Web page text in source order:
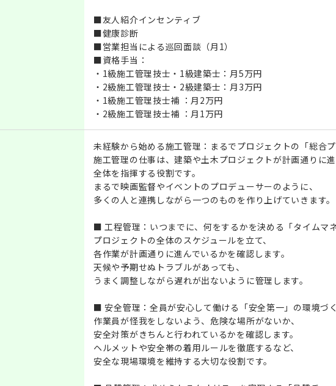
■友人紹介インセンティブ
■健康診断
■営業担当による巡回面談（月1）
■資格手当：
・1級施工管理技士・1級建築士：月5万円
・2級施工管理技士・2級建築士：月3万円
・1級施工管理技士補 ：月2万円
・2級施工管理技士補 ：月1万円
未経験から始める施工管理：まるでプロジェクトの「総合
施工管理の仕事は、建築や土木プロジェクトが計画通りに
全体を指揮する役割です。
まるで映画監督やイベントのプロデューサーのように、
多くの人と連携しながら一つのものを作り上げていきます。
■ 工程管理：いつまでに、何をするかを決める「タイムマ
プロジェクトの全体のスケジュールを立て、
各作業が計画通りに進んでいるかを確認します。
天候や予期せぬトラブルがあっても、
うまく調整しながら遅れが出ないように管理します。
■ 安全管理：全員が安心して働ける「安全第一」の環境づ
作業員が怪我をしないよう、危険な場所がないか、
安全対策がきちんと行われているかを確認します。
ヘルメットや安全帯の着用ルールを徹底するなど、
安全な現場環境を維持する大切な役割です。